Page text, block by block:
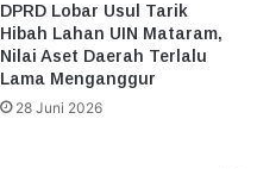
DPRD Lobar Usul Tarik
Hibah Lahan UIN Mataram,
Nilai Aset Daerah Terlalu
Lama Menganggur
28 Juni 2026